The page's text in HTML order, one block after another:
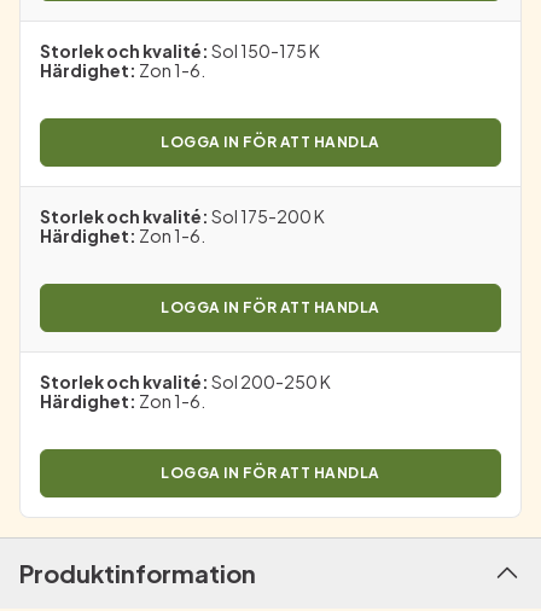
Storlek och kvalité: Sol 150-175 K
Härdighet: Zon 1-6.
LOGGA IN FÖR ATT HANDLA
Storlek och kvalité: Sol 175-200 K
Härdighet: Zon 1-6.
LOGGA IN FÖR ATT HANDLA
Storlek och kvalité: Sol 200-250 K
Härdighet: Zon 1-6.
LOGGA IN FÖR ATT HANDLA
Produktinformation